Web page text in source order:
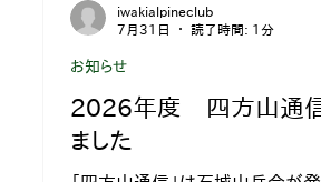
2026年度 四方山通信
ました
お知らせ
iwakialpineclub
7月31日
読了時間: 1分